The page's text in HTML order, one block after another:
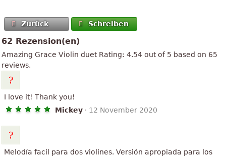
Zurück Schreiben
62 Rezension(en)
Amazing Grace Violin duet Rating: 4.54 out of 5 based on 65
reviews.
I love it! Thank you!
Mickey · 12 November 2020
Melodía facil para dos violines. Versión apropiada para los